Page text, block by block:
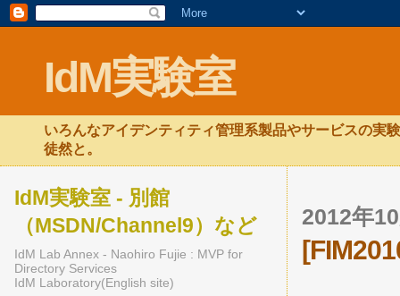
IdM実験室
いろんなアイデンティティ管理系製品やサービスの実
徒然と。
2012年
IdM実験室 - 別館
（MSDN/Channel9）など
IdM Lab Annex - Naohiro Fujie : MVP for
Directory Services
IdM Laboratory(English site)